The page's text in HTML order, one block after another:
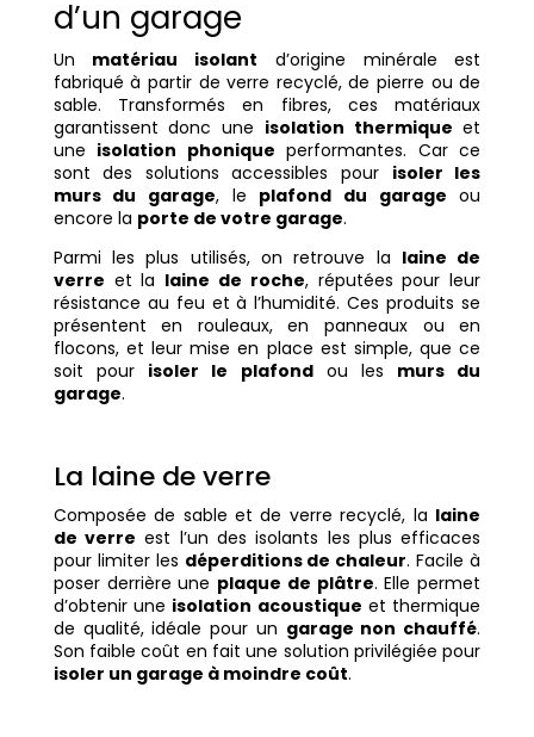
d’un garage
Un matériau isolant d’origine minérale est
fabriqué à partir de verre recyclé, de pierre ou de
sable. Transformés en fibres, ces matériaux
garantissent donc une isolation thermique et
une isolation phonique performantes. Car ce
sont des solutions accessibles pour isoler les
murs du garage, le plafond du garage ou
encore la porte de votre garage.
Parmi les plus utilisés, on retrouve la laine de
verre et la laine de roche, réputées pour leur
résistance au feu et à l’humidité. Ces produits se
présentent en rouleaux, en panneaux ou en
flocons, et leur mise en place est simple, que ce
soit pour isoler le plafondou les murs du
garage.
La laine de verre
Composée de sable et de verre recyclé, la laine
de verre est l’un des isolants les plus efficaces
pour limiter les déperditions de chaleur. Facile à
poser derrière une plaque de plâtre. Elle permet
d’obtenir une isolation acoustique et thermique
de qualité, idéale pour un garage non chauffé.
Son faible coût en fait une solution privilégiée pour
isoler un garage à moindre coût.